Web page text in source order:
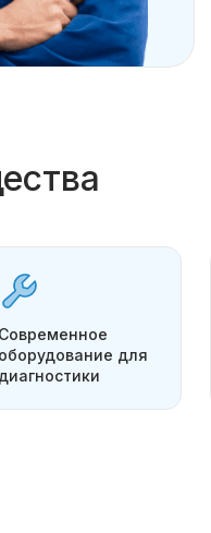
Современное
оборудование для
диагностики